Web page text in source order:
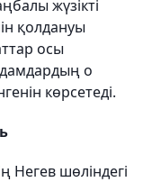
жүзікті
қолдануы
осы
о
көрсетеді.
Негев шөліндегі